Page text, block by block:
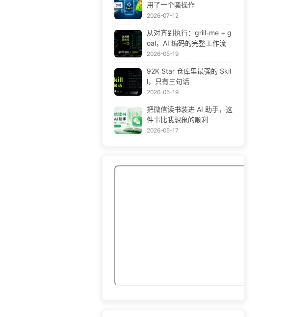
用了一个骚操作
2026-07-12
从对齐到执行：grill-me + g
oal，AI 编码的完整工作流
2026-05-19
92K Star 仓库里最强的 Skil
l，只有三句话
2026-05-19
把微信读书装进 AI 助手，这
件事比我想象的顺利
2026-05-17